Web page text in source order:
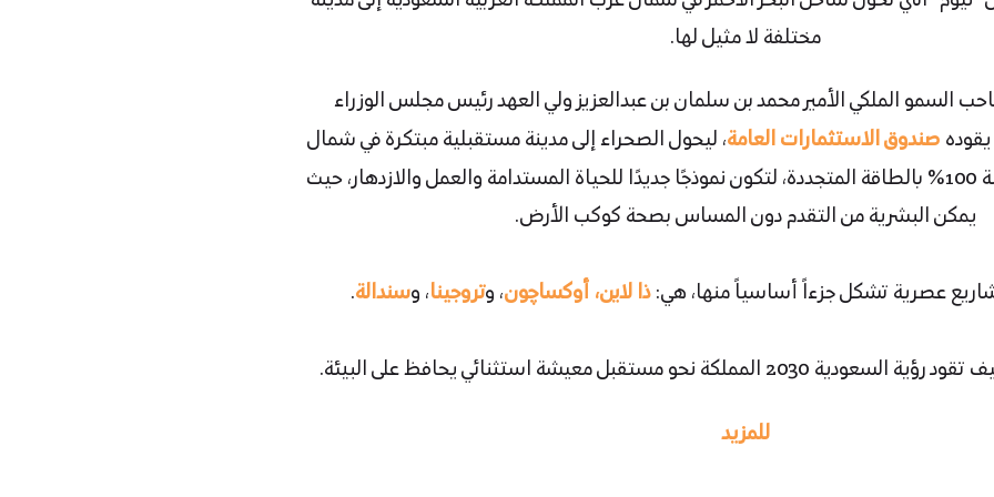
مختلفة لا مثيل لها.
أطلق صاحب السمو الملكي الأمير محمد بن سلمان بن عبدالعزيز ولي العهد رئيس مجلس الوزراء
يقوده صندوق الاستثمارات العامة، ليحول الصحراء إلى مدينة مستقبلية مبتكرة في شمال
غرب المملكة، تعمل بنسبة 100% بالطاقة المتجددة، لتكون نموذجًا جديدًا للحياة المستدامة والعمل والازدهار، حيث
يمكن البشرية من التقدم دون المساس بصحة كوكب الأرض.
عصرية تشكل جزءاً أساسياً منها، هي:ذا لاين، أوكساچون، وتروجينا، وسندالة.
نحو مستقبل معيشة استثنائي يحافظ على البيئة.
للمزيد